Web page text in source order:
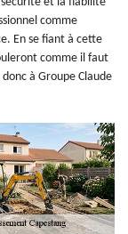
comme
En se fiant à cette
comme il faut
à Groupe Claude